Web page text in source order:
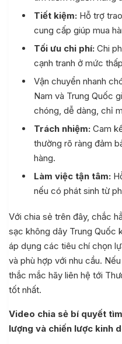
Tiết kiệm: Hỗ trợ
cung cấp giúp mua
Tối ưu chi phí: Chi
cạnh tranh ở mức
Vận chuyển nhanh
Nam và Trung Quốc
chóng, dễ dàng, chỉ
Trách nhiệm: Cam
thường rõ ràng đảm
hàng.
Làm việc tận tâm:
nếu có phát sinh từ
Với chia sẻ trên đây, chắc
sạc không dây Trung Quốc
áp dụng các tiêu chí chọn
và phù hợp với nhu cầu.
thắc mắc hãy liên hệ tới
tốt nhất.
Video chia sẻ bí quyết
lượng và chiến lược kinh